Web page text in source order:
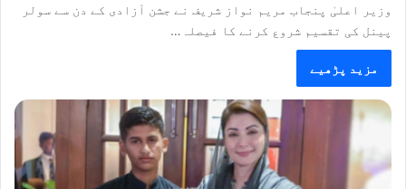
وزیر اعلیٰ پنجاب مریم نواز شریف نے جشن آزادی کے دن سے سولر
پینل کی تقسیم شروع کرنے کا فیصلہ…
مزید پڑھیے